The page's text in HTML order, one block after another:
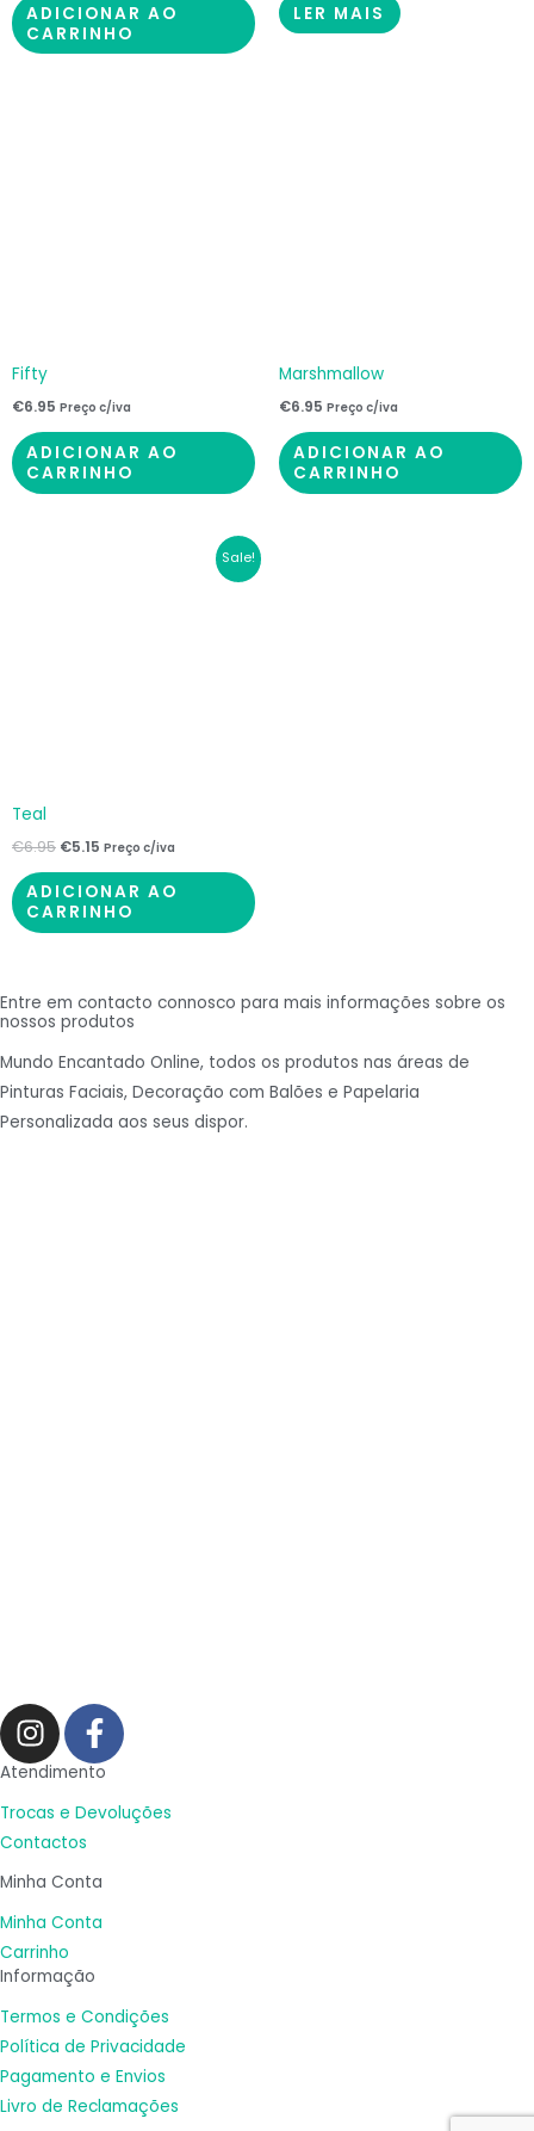
ADICIONAR AO
CARRINHO
LER MAIS
Fifty
€6.95 Preço c/iva
ADICIONAR AO
CARRINHO
Marshmallow
€6.95 Preço c/iva
ADICIONAR AO
CARRINHO
Sale!
Teal
€6.95 €5.15 Preço c/iva
ADICIONAR AO
CARRINHO
Entre em contacto connosco para mais informações sobre os
nossos produtos
Mundo Encantado Online, todos os produtos nas áreas de
Pinturas Faciais, Decoração com Balões e Papelaria
Personalizada aos seus dispor.
I
n
s
t
a
g
r
a
m
F
a
c
e
o
k
f
Atendimento
Trocas e Devoluções
Contactos
Minha Conta
Minha Conta
Carrinho
Informação
Termos e Condições
Política de Privacidade
Pagamento e Envios
Livro de Reclamações